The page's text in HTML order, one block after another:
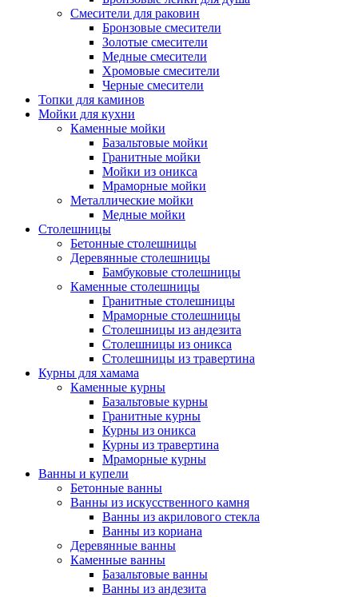
Смесители для раковин
Бронзовые смесители
Золотые смесители
Медные смесители
Хромовые смесители
Черные смесители
Топки для каминов
Мойки для кухни
Каменные мойки
Базальтовые мойки
Гранитные мойки
Мойки из оникса
Мраморные мойки
Металлические мойки
Медные мойки
Столешницы
Бетонные столешницы
Деревянные столешницы
Бамбуковые столешницы
Каменные столешницы
Гранитные столешницы
Мраморные столешницы
Столешницы из андезита
Столешницы из оникса
Столешницы из травертина
Курны для хамама
Каменные курны
Базальтовые курны
Гранитные курны
Курны из оникса
Курны из травертина
Мраморные курны
Ванны и купели
Бетонные ванны
Ванны из искусственного камня
Ванны из акрилового стекла
Ванны из кориана
Деревянные ванны
Каменные ванны
Базальтовые ванны
Ванны из андезита